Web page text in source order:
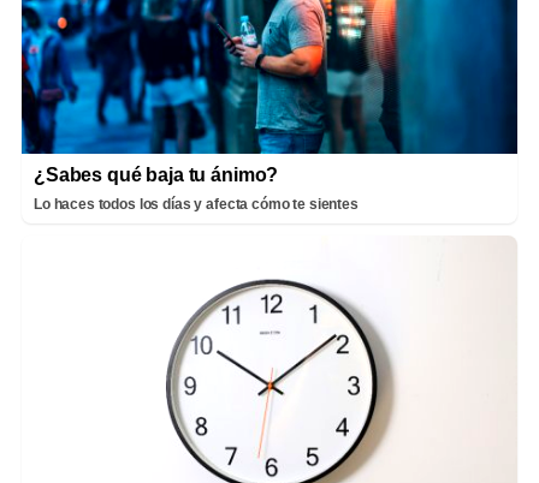
¿Sabes qué baja tu ánimo?
Lo haces todos los días y afecta cómo te sientes